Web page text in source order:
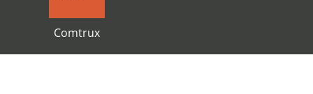
Comtrux